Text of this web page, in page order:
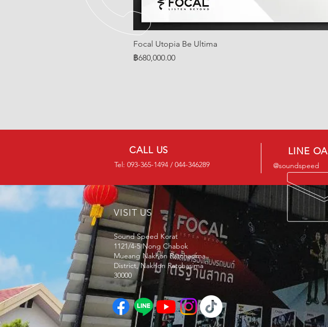
Focal Utopia Be Ultima
ราคา
฿680,000.00
CALL US
Tel: 093-365-1494 / 044-346289
LINE OA
@soundspeed
VISIT US
Sound Speed Korat
1121/4-5Nong Chabok
Mueang Nakhon Ratchasima
District, Nakhon Ratchasima
30000